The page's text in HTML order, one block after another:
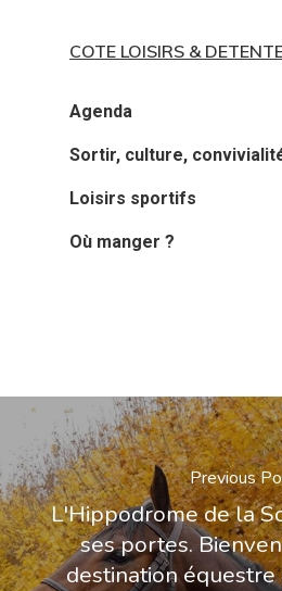
COTE LOISIRS &
Agenda
Sortir, culture,
Loisirs sportifs
Où manger ?
Previous
L'Hippodrome de la
ses portes.
destination